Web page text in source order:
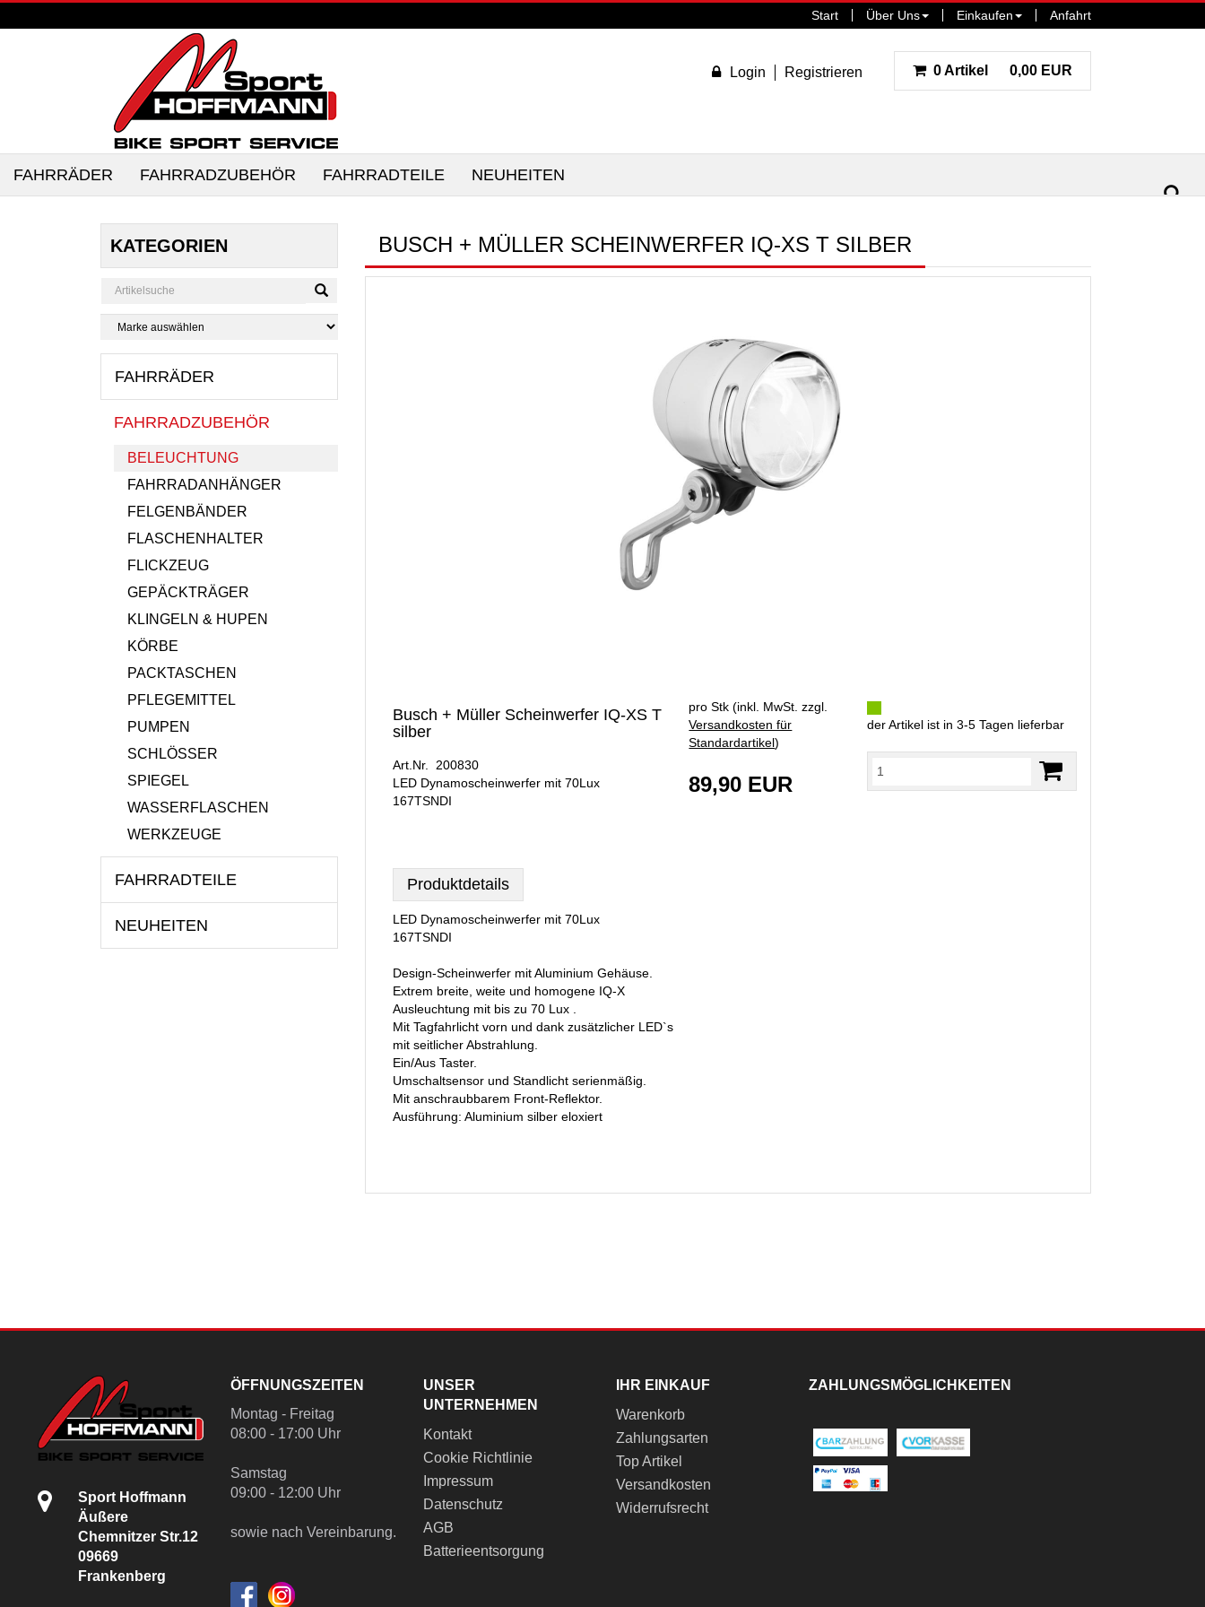
Start Über Uns Einkaufen Anfahrt
Login Registrieren 0 Artikel 0,00 EUR
FAHRRÄDER FAHRRADZUBEHÖR FAHRRADTEILE NEUHEITEN
KATEGORIEN
FAHRRÄDER
FAHRRADZUBEHÖR
BELEUCHTUNG
FAHRRADANHÄNGER
FELGENBÄNDER
FLASCHENHALTER
FLICKZEUG
GEPÄCKTRÄGER
KLINGELN & HUPEN
KÖRBE
PACKTASCHEN
PFLEGEMITTEL
PUMPEN
SCHLÖSSER
SPIEGEL
WASSERFLASCHEN
WERKZEUGE
FAHRRADTEILE
NEUHEITEN
BUSCH + MÜLLER SCHEINWERFER IQ-XS T SILBER
Busch + Müller Scheinwerfer IQ-XS T
silber
Art.Nr. 200830
LED Dynamoscheinwerfer mit 70Lux
167TSNDI
pro Stk (inkl. MwSt. zzgl.
Versandkosten für
Standardartikel)
89,90 EUR
der Artikel ist in 3-5 Tagen lieferbar
Produktdetails
LED Dynamoscheinwerfer mit 70Lux
167TSNDI
Design-Scheinwerfer mit Aluminium Gehäuse.
Extrem breite, weite und homogene IQ-X
Ausleuchtung mit bis zu 70 Lux .
Mit Tagfahrlicht vorn und dank zusätzlicher LED`s
mit seitlicher Abstrahlung.
Ein/Aus Taster.
Umschaltsensor und Standlicht serienmäßig.
Mit anschraubbarem Front-Reflektor.
Ausführung: Aluminium silber eloxiert
Sport Hoffmann
Äußere
Chemnitzer Str.12
09669
Frankenberg
ÖFFNUNGSZEITEN
Montag - Freitag
08:00 - 17:00 Uhr
Samstag
09:00 - 12:00 Uhr
sowie nach Vereinbarung.
UNSER
UNTERNEHMEN
Kontakt
Cookie Richtlinie
Impressum
Datenschutz
AGB
Batterieentsorgung
IHR EINKAUF
Warenkorb
Zahlungsarten
Top Artikel
Versandkosten
Widerrufsrecht
ZAHLUNGSMÖGLICHKEITEN